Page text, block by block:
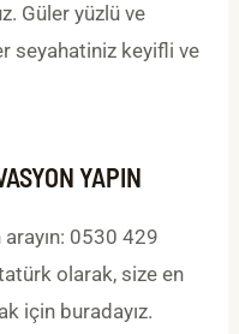
Güler yüzlü ve
seyahatiniz keyifli ve
YAPIN
0530 429
olarak, size en
için buradayız.